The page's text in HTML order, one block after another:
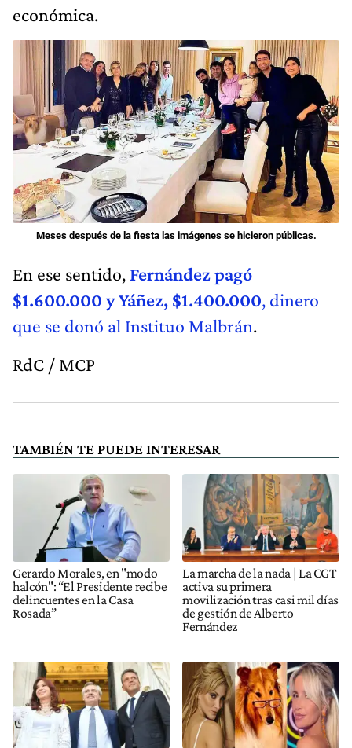
económica.
Meses después de la fiesta las imágenes se hicieron públicas.
En ese sentido, Fernández pagó
$1.600.000 y Yáñez, $1.400.000, dinero
que se donó al Instituo Malbrán.
RdC / MCP
TAMBIÉN TE PUEDE INTERESAR
Gerardo Morales, en "modo
halcón": “El Presidente recibe
delincuentes en la Casa
Rosada”
La marcha de la nada | La CGT
activa su primera
movilización tras casi mil días
de gestión de Alberto
Fernández